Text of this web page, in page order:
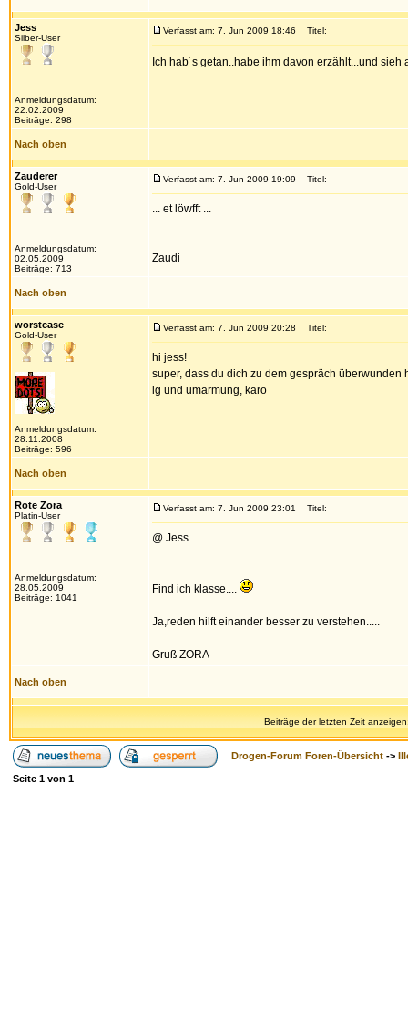
Jess
Silber-User
Anmeldungsdatum:
22.02.2009
Beiträge: 298
Verfasst am: 7. Jun 2009 18:46 Titel:
Ich hab´s getan..habe ihm davon erzählt...und
Nach oben
Zauderer
Gold-User
Anmeldungsdatum:
02.05.2009
Beiträge: 713
Verfasst am: 7. Jun 2009 19:09 Titel:
... et löwfft ...
Zaudi
Nach oben
worstcase
Gold-User
Anmeldungsdatum:
28.11.2008
Beiträge: 596
Verfasst am: 7. Jun 2009 20:28 Titel:
hi jess!
super, dass du dich zu dem gespräch überwunden
lg und umarmung, karo
Nach oben
Rote Zora
Platin-User
Anmeldungsdatum:
28.05.2009
Beiträge: 1041
Verfasst am: 7. Jun 2009 23:01 Titel:
@ Jess
Find ich klasse....
Ja,reden hilft einander besser zu verstehen.....
Gruß ZORA
Nach oben
Beiträge der letzten Zeit
Drogen-Forum Foren-Übersicht ->
Seite 1 von 1